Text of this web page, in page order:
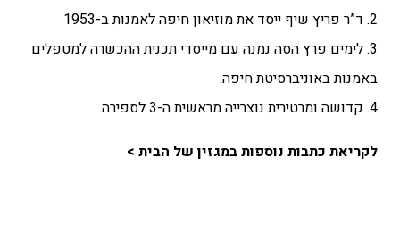
2. ד”ר פריץ שיף ייסד את מוזיאון חיפה לאמנות ב-1953
3. לימים פרץ הסה נמנה עם מייסדי תכנית ההכשרה למטפלים
באמנות באוניברסיטת חיפה.
4. קדושה ומרטירית נוצרייה מראשית ה-3 לספירה.
לקריאת כתבות נוספות במגזין של הבית >